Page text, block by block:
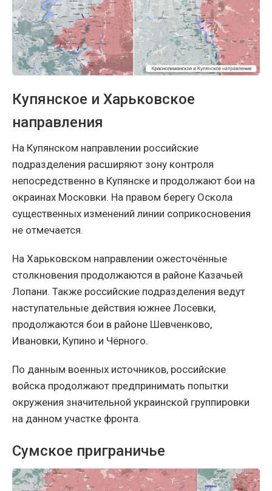
Купянское и Харьковское
направления
На Купянском направлении российские
подразделения расширяют зону контроля
непосредственно в Купянске и продолжают бои на
окраинах Московки. На правом берегу Оскола
существенных изменений линии соприкосновения
не отмечается.
На Харьковском направлении ожесточённые
столкновения продолжаются в районе Казачьей
Лопани. Также российские подразделения ведут
наступательные действия южнее Лосевки,
продолжаются бои в районе Шевченково,
Ивановки, Купино и Чёрного.
По данным военных источников, российские
войска продолжают предпринимать попытки
окружения значительной украинской группировки
на данном участке фронта.
Сумское приграничье